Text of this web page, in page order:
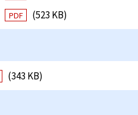
PDF (523 KB)
(343 KB)